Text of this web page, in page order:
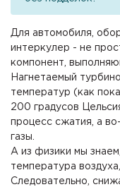
Для автомобиля,
интеркулер - не
компонент,
Нагнетаемый
температур (как
200 градусов
процесс сжатия, а
газы.
А из физики мы
температура
Следовательно,